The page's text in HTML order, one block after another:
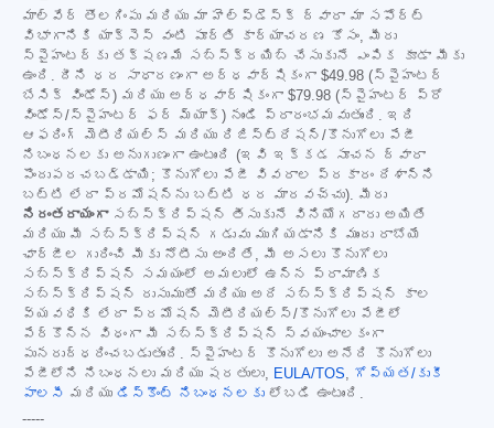
మాల్‌వేర్ తొలగింపు మరియు మా హెల్ప్‌డెస్క్ ద్వారా మా సపోర్ట్
విభాగానికి యాక్సెస్ వంటి పూర్తి కార్యాచరణ కోసం, మీరు
స్పైహంటర్‌కు తక్షణమే సబ్‌స్క్రయిబ్ చేసుకునే ఎంపిక కూడా మీకు
ఉంది. దీని ధర సాధారణంగా అర్ధవార్షికంగా $49.98 (స్పైహంటర్
బేసిక్ విండోస్) మరియు అర్ధవార్షికంగా $79.98 (స్పైహంటర్ ప్రో
విండోస్/స్పైహంటర్ ఫర్ మ్యాక్) నుండి ప్రారంభమవుతుంది. ఇది
ఆఫరింగ్ మెటీరియల్స్ మరియు రిజిస్ట్రేషన్/కొనుగోలు పేజీ
నిబంధనలకు అనుగుణంగా ఉంటుంది (ఇవి ఇక్కడ సూచన ద్వారా
పొందుపరచబడ్డాయి; కొనుగోలు పేజీ వివరాల ప్రకారం దేశాన్ని
బట్టి లేదా ప్రమోషన్‌ను బట్టి ధర మారవచ్చు). మీరు
నిరంతరాయంగాసబ్‌స్క్రిప్షన్ తీసుకునే వినియోగదారు అయితే
మరియు మీ సబ్‌స్క్రిప్షన్ గడువు ముగియడానికి ముందు రాబోయే
ఛార్జీల గురించి మీకు నోటీసు అందితే, మీ అసలు కొనుగోలు
సబ్‌స్క్రిప్షన్ సమయంలో అమలులో ఉన్న ప్రామాణిక
సబ్‌స్క్రిప్షన్ రుసుముతో మరియు అదే సబ్‌స్క్రిప్షన్ కాల
వ్యవధికి లేదా ప్రమోషన్ మెటీరియల్స్/కొనుగోలు పేజీలో
పేర్కొన్న విధంగా మీ సబ్‌స్క్రిప్షన్ స్వయంచాలకంగా
పునరుద్ధరించబడుతుంది. స్పైహంటర్ కొనుగోలు అనేది కొనుగోలు
పేజీలోని నిబంధనలు మరియు షరతులు,
EULA/TOS
గోప్యత/కుకీ
పాలసీ మరియు డిస్కౌంట్ నిబంధనలకు లోబడి ఉంటుంది.
-----